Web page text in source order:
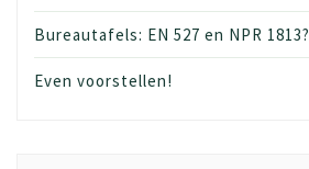
Bureautafels: EN 527 en NPR 1813?
Even voorstellen!